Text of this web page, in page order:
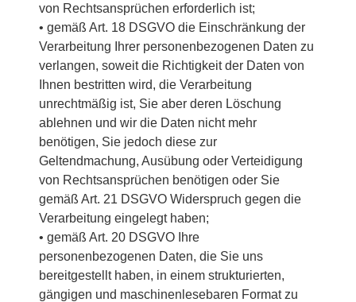
von Rechtsansprüchen erforderlich ist;
• gemäß Art. 18 DSGVO die Einschränkung der
Verarbeitung Ihrer personenbezogenen Daten zu
verlangen, soweit die Richtigkeit der Daten von
Ihnen bestritten wird, die Verarbeitung
unrechtmäßig ist, Sie aber deren Löschung
ablehnen und wir die Daten nicht mehr
benötigen, Sie jedoch diese zur
Geltendmachung, Ausübung oder Verteidigung
von Rechtsansprüchen benötigen oder Sie
gemäß Art. 21 DSGVO Widerspruch gegen die
Verarbeitung eingelegt haben;
• gemäß Art. 20 DSGVO Ihre
personenbezogenen Daten, die Sie uns
bereitgestellt haben, in einem strukturierten,
gängigen und maschinenlesebaren Format zu